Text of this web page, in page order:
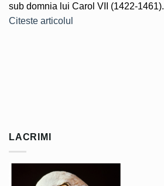
sub domnia lui Carol VII (1422-1461).
Citeste articolul
LACRIMI